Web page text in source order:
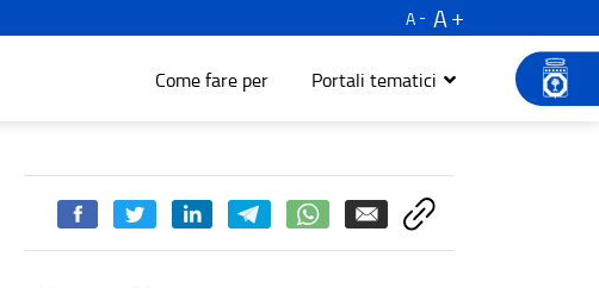
A
A
Come fare per Portali tematici